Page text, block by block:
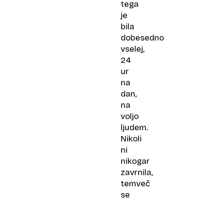
tega
je
bila
dobesedno
vselej,
24
ur
na
dan,
na
voljo
ljudem.
Nikoli
ni
nikogar
zavrnila,
temveč
se